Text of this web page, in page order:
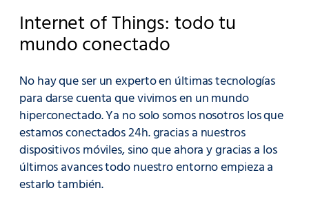
Internet of Things: todo tu
mundo conectado
No hay que ser un experto en últimas tecnologías
para darse cuenta que vivimos en un mundo
hiperconectado. Ya no solo somos nosotros los que
estamos conectados 24h. gracias a nuestros
dispositivos móviles, sino que ahora y gracias a los
últimos avances todo nuestro entorno empieza a
estarlo también.